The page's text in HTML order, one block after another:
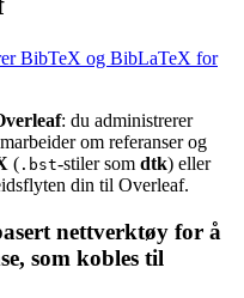
BibTeX og BibLaTeX for
: du administrerer
om referanser og
( .bst-stiler som dtk) eller
din til Overleaf.
nettverktøy for å
som kobles til